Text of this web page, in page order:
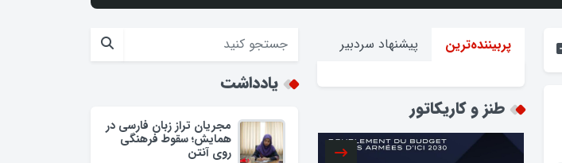
پربیننده‌ترین پیشنهاد سردبیر
طنز و کاریکاتور
یادداشت
مجریان تراز زبان فارسی در
همایش؛ سقوط فرهنگی
روی آنتن